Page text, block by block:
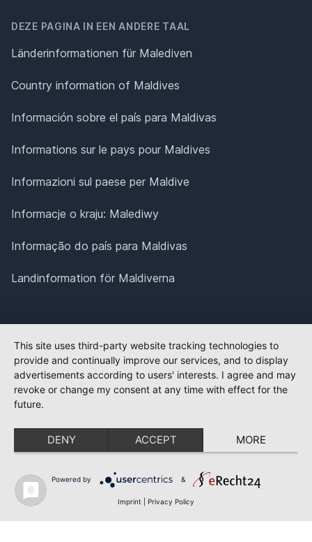
DEZE PAGINA IN EEN ANDERE TAAL
Länderinformationen für Malediven
Country information of Maldives
Información sobre el país para Maldivas
Informations sur le pays pour Maldives
Informazioni sul paese per Maldive
Informacje o kraju: Malediwy
Informação do país para Maldivas
Landinformation för Maldiverna
This site uses third-party website tracking technologies to
provide and continually improve our services, and to display
advertisements according to users' interests. I agree and may
revoke or change my consent at any time with effect for the
future.
DENY ACCEPT MORE
Powered by &
Imprint Privacy Policy